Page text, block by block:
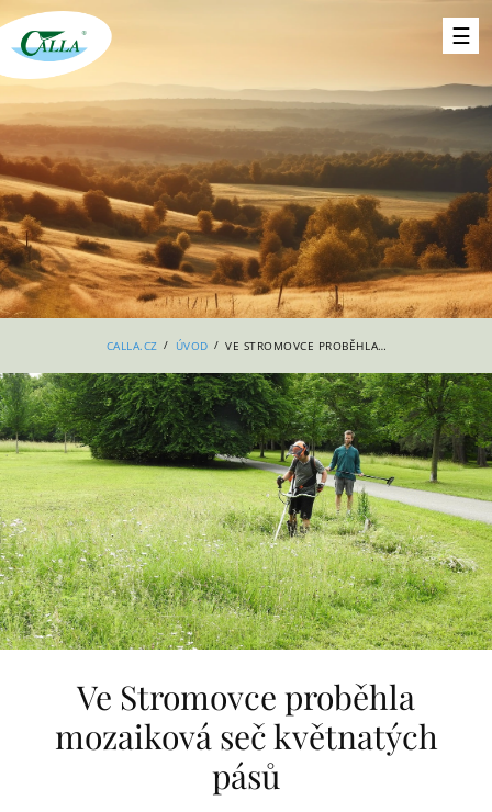
CALLA.CZ / ÚVOD / VE STROMOVCE PROBĚHLA MOZAIKOVÁ SEČ KVĚTNATÝCH PÁSŮ
Ve Stromovce proběhla
mozaiková seč květnatých
pásů